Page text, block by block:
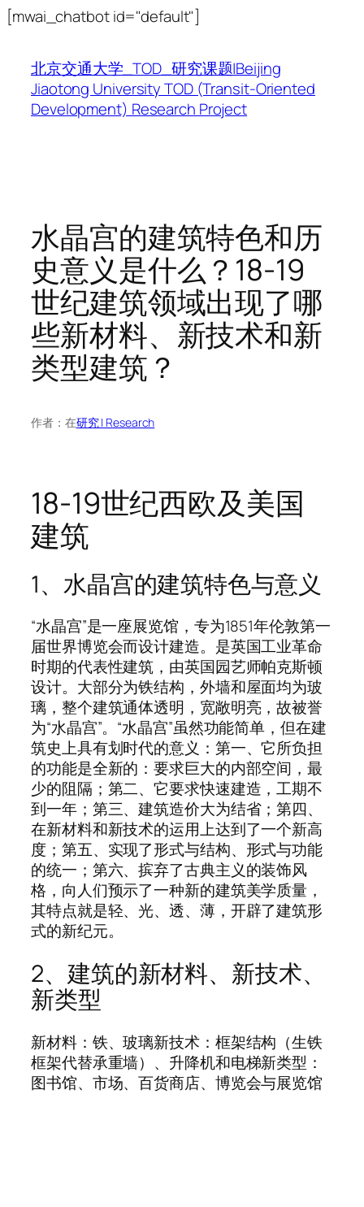
[mwai_chatbot id="default"]
内
容
北京交通大学_TOD_研究课题|Beijing
Jiaotong University TOD (Transit-Oriented
Development) Research Project
水晶宫的建筑特色和历
史意义是什么？18-19
世纪建筑领域出现了哪
些新材料、新技术和新
类型建筑？
作者： 在研究 | Research
18-19世纪西欧及美国
建筑
1、水晶宫的建筑特色与意义
“水晶宫”是一座展览馆，专为1851年伦敦第一
届世界博览会而设计建造。是英国工业革命
时期的代表性建筑，由英国园艺师帕克斯顿
设计。大部分为铁结构，外墙和屋面均为玻
璃，整个建筑通体透明，宽敞明亮，故被誉
为“水晶宫”。“水晶宫”虽然功能简单，但在建
筑史上具有划时代的意义：第一、它所负担
的功能是全新的：要求巨大的内部空间，最
少的阻隔；第二、它要求快速建造，工期不
到一年；第三、建筑造价大为结省；第四、
在新材料和新技术的运用上达到了一个新高
度；第五、实现了形式与结构、形式与功能
的统一；第六、摈弃了古典主义的装饰风
格，向人们预示了一种新的建筑美学质量，
其特点就是轻、光、透、薄，开辟了建筑形
式的新纪元。
2、建筑的新材料、新技术、
新类型
新材料：铁、玻璃新技术：框架结构（生铁
框架代替承重墙）、升降机和电梯新类型：
图书馆、市场、百货商店、博览会与展览馆